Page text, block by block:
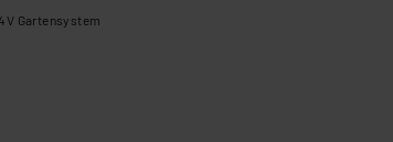
Gartensystem